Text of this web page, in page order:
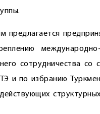
предлагается
сотрудничества со
и по избранию